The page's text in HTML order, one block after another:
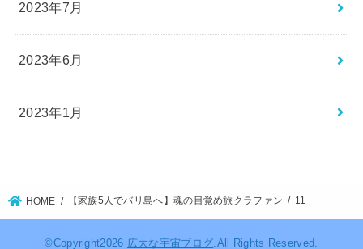
2023年7月
2023年6月
2023年1月
HOME 【家族5人でバリ島へ】魂の目覚め旅クラファン 11
©Copyright2026 広大な宇宙ブログ.All Rights Reserved.